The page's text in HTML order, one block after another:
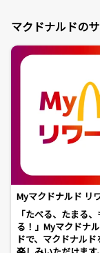
マクドナルドの
Myマクドナルド リ
「たべる、たまる
る！」Myマクドナ
ドで、マクドナル